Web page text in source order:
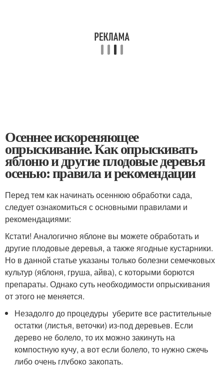
Осеннее искореняющее
опрыскивание. Как опрыскивать
яблоню и другие плодовые деревья
осенью: правила и рекомендации
Перед тем как начинать осеннюю обработки сада,
следует ознакомиться с основными правилами и
рекомендациями:
Кстати! Аналогично яблоне вы можете обработать и
другие плодовые деревья, а также ягодные кустарники.
Но в данной статье указаны только болезни семечковых
культур (яблоня, груша, айва), с которыми борются
препараты. Однако суть необходимости опрыскивания
от этого не меняется.
Незадолго до процедуры уберите все растительные
остатки (листья, веточки) из-под деревьев. Если
дерево не болело, то их можно закинуть на
компостную кучу, а вот если болело, то нужно сжечь
либо очень глубоко закопать.